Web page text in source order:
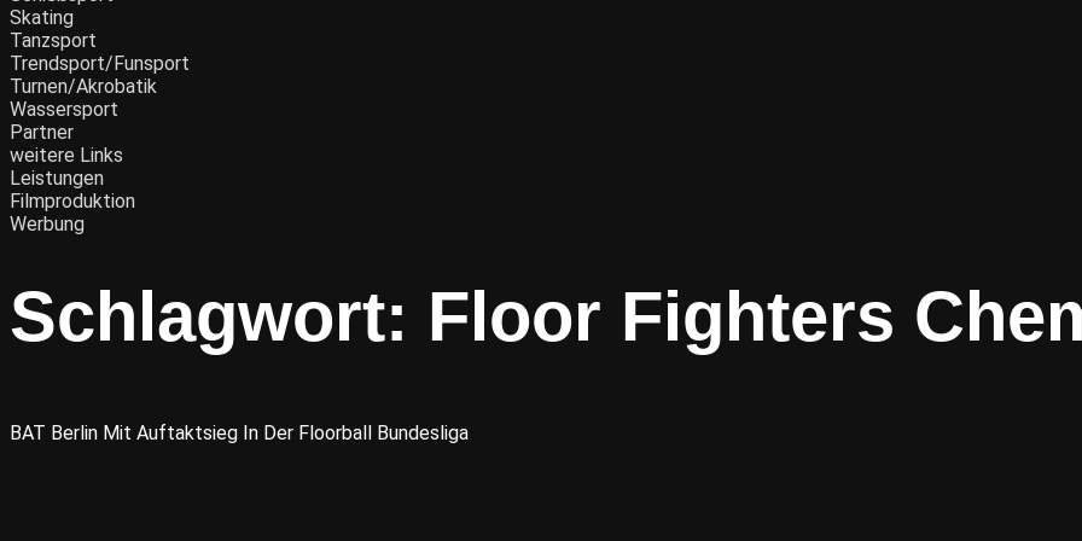
Skating
Tanzsport
Trendsport/Funsport
Turnen/Akrobatik
Wassersport
Partner
weitere Links
Leistungen
Filmproduktion
Werbung
Schlagwort: Floor Fighters
BAT Berlin Mit Auftaktsieg In Der Floorball Bundesliga